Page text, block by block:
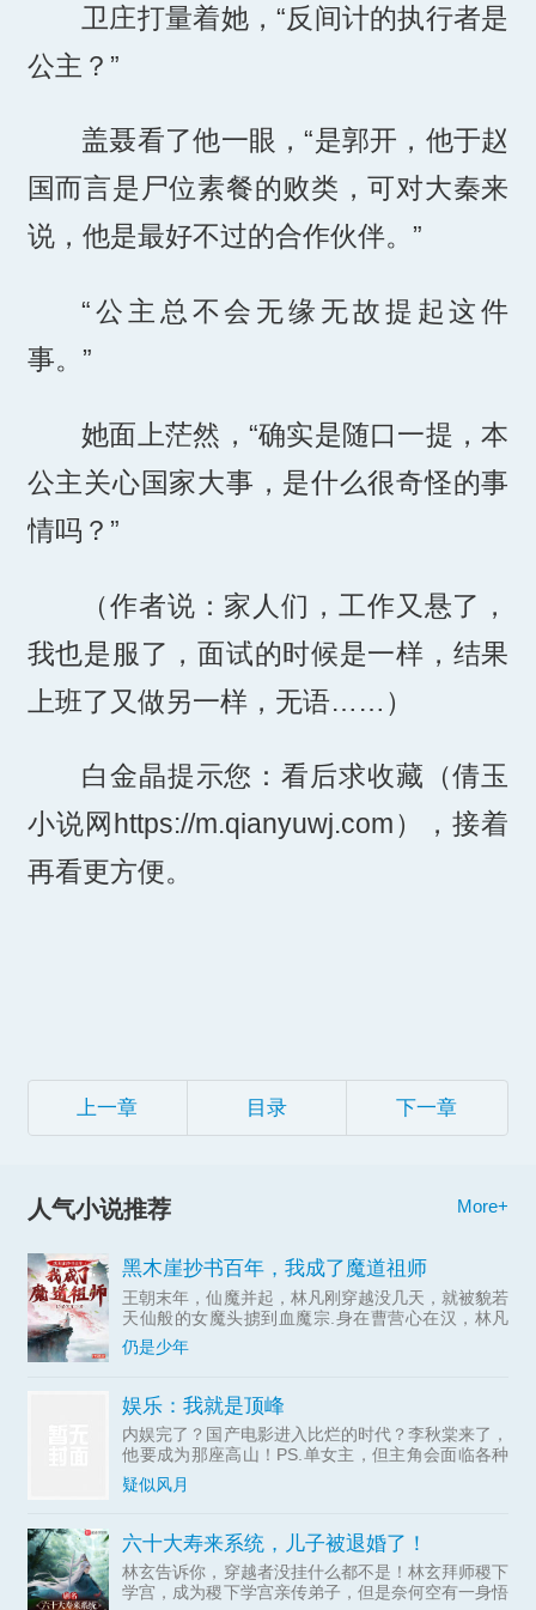
卫庄打量着她，“反间计的执行者是
公主？”
盖聂看了他一眼，“是郭开，他于赵
国而言是尸位素餐的败类，可对大秦来
说，他是最好不过的合作伙伴。”
“公主总不会无缘无故提起这件
事。”
她面上茫然，“确实是随口一提，本
公主关心国家大事，是什么很奇怪的事
情吗？”
（作者说：家人们，工作又悬了，
我也是服了，面试的时候是一样，结果
上班了又做另一样，无语……）
白金晶提示您：看后求收藏（倩玉
小说网https://m.qianyuwj.com），接着
再看更方便。
上一章 目录 下一章
人气小说推荐 More+
黑木崖抄书百年，我成了魔道祖师
王朝末年，仙魔并起，林凡刚穿越没几天，就被貌若
天仙般的女魔头掳到血魔宗.身在曹营心在汉，林凡
一心只想做个好人，无奈常遭人误解，好在他不断通
过藏书楼抄录变强。……若干年后，正道六大派打上
仍是少年
娱乐：我就是顶峰
内娱完了？国产电影进入比烂的时代？李秋棠来了，
他要成为那座高山！PS.单女主，但主角会面临各种
诱惑，精神洁癖者慎入。
疑似风月
六十大寿来系统，儿子被退婚了！
林玄告诉你，穿越者没挂什么都不是！林玄拜师稷下
学宫，成为稷下学宫亲传弟子，但是奈何空有一身悟